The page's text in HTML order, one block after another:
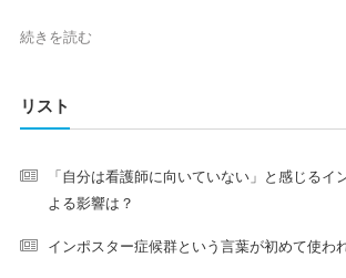
続きを読む
リスト
「自分は看護師に向いていない」と感じるイ
よる影響は？
インポスター症候群という言葉が初めて使わ